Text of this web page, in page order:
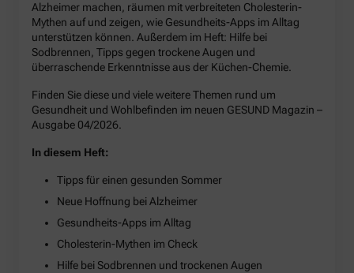
Alzheimer machen, räumen mit verbreiteten Cholesterin-
Mythen auf und zeigen, wie Gesundheits-Apps im Alltag
unterstützen können. Außerdem im Heft: Hilfe bei
Sodbrennen, Tipps gegen trockene Augen und
überraschende Erkenntnisse aus der Küchen-Chemie.
Finden Sie diese und viele weitere Themen rund um
Gesundheit und Wohlbefinden im neuen GESUND Magazin –
Ausgabe 04/2026.
In diesem Heft:
Tipps für einen gesunden Sommer
Neue Hoffnung bei Alzheimer
Gesundheits-Apps im Alltag
Cholesterin-Mythen im Check
Hilfe bei Sodbrennen und trockenen Augen